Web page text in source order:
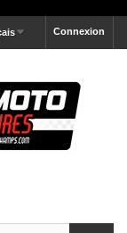
Connexion